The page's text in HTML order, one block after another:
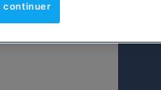
continuer